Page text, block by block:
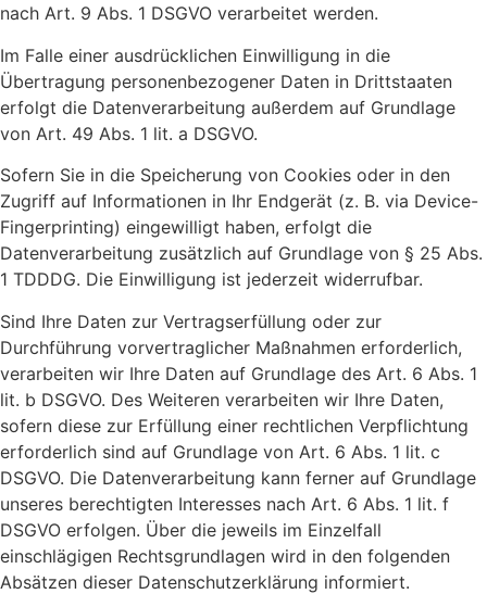
nach Art. 9 Abs. 1 DSGVO verarbeitet werden.
Im Falle einer ausdrücklichen Einwilligung in die
Übertragung personenbezogener Daten in Drittstaaten
erfolgt die Datenverarbeitung außerdem auf Grundlage
von Art. 49 Abs. 1 lit. a DSGVO.
Sofern Sie in die Speicherung von Cookies oder in den
Zugriff auf Informationen in Ihr Endgerät (z. B. via Device-
Fingerprinting) eingewilligt haben, erfolgt die
Datenverarbeitung zusätzlich auf Grundlage von § 25 Abs.
1 TDDDG. Die Einwilligung ist jederzeit widerrufbar.
Sind Ihre Daten zur Vertragserfüllung oder zur
Durchführung vorvertraglicher Maßnahmen erforderlich,
verarbeiten wir Ihre Daten auf Grundlage des Art. 6 Abs. 1
lit. b DSGVO. Des Weiteren verarbeiten wir Ihre Daten,
sofern diese zur Erfüllung einer rechtlichen Verpflichtung
erforderlich sind auf Grundlage von Art. 6 Abs. 1 lit. c
DSGVO. Die Datenverarbeitung kann ferner auf Grundlage
unseres berechtigten Interesses nach Art. 6 Abs. 1 lit. f
DSGVO erfolgen. Über die jeweils im Einzelfall
einschlägigen Rechtsgrundlagen wird in den folgenden
Absätzen dieser Datenschutzerklärung informiert.